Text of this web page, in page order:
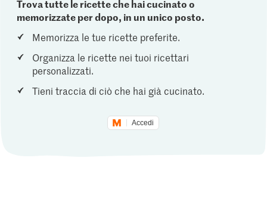
Trova tutte le ricette che hai cucinato o
memorizzate per dopo, in un unico posto.
Memorizza le tue ricette preferite.
Organizza le ricette nei tuoi ricettari
personalizzati.
Tieni traccia di ciò che hai già cucinato.
Accedi